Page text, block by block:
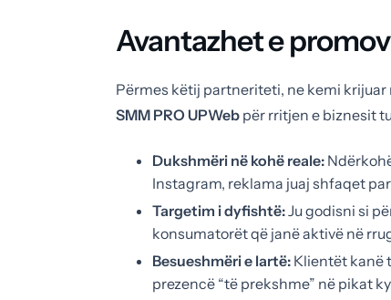
Avantazhet e
Përmes këtij partneriteti, ne kemi
SMM PRO UPWeb për rritjen e biznesit
Dukshmëri në kohë reale:
Instagram, reklama juaj shfaqet
Targetim i dyfishtë:Ju godisni si
konsumatorët që janë aktivë në
Besueshmëri e lartë: Klientët kanë
prezencë “të prekshme” në pikat